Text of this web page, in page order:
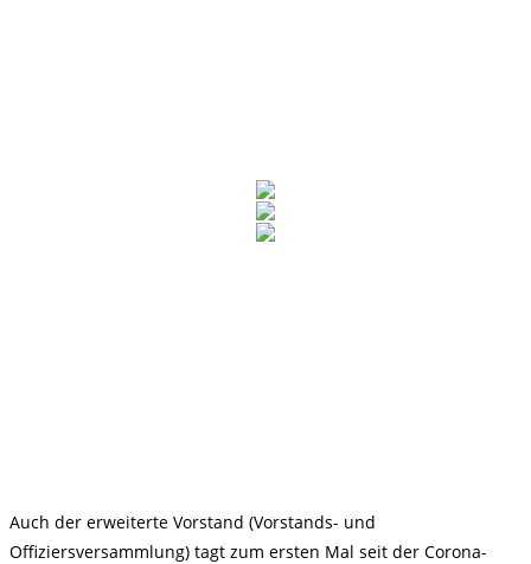
Auch der erweiterte Vorstand (Vorstands- und
Offiziersversammlung) tagt zum ersten Mal seit der Corona-